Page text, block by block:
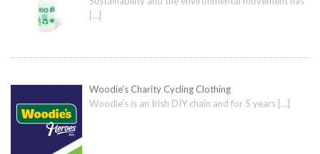
[…]
Woodie’s Charity Cycling Clothing
Woodie’s is an Irish DIY chain and for 5 years […]